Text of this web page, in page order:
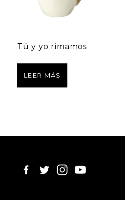
Tú y yo rimamos
LEER MÁS